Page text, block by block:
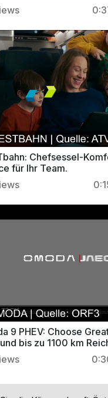
Chefsessel-
für Ihr Team.
9 PHEV: Choose
bis zu 1100 km